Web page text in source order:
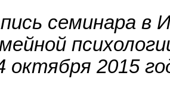
семинара в
октября 2015